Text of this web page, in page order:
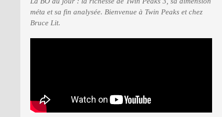
méta et sa fin analysée. Bienvenue à Twin Peaks et chez
Bruce Lit.